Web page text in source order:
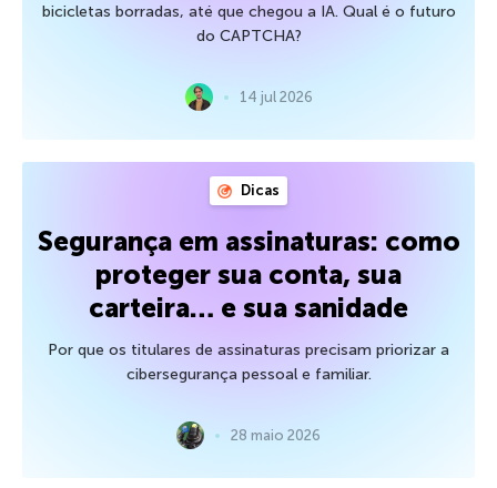
bicicletas borradas, até que chegou a IA. Qual é o futuro
do CAPTCHA?
14 jul 2026
Dicas
Segurança em assinaturas: como
proteger sua conta, sua
carteira… e sua sanidade
Por que os titulares de assinaturas precisam priorizar a
cibersegurança pessoal e familiar.
28 maio 2026